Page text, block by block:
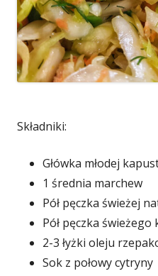
Składniki:
Główka młodej
1 średnia marchew
Pół pęczka świeżej
Pół pęczka
2-3 łyżki oleju
Sok z połowy cytryny